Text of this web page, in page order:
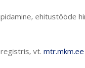
ehitustööde
vt. mtr.mkm.ee